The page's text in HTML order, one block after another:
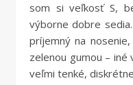
som si veľkosť S,
výborne dobre
príjemný na
zelenou gumou – iné
veľmi tenké,